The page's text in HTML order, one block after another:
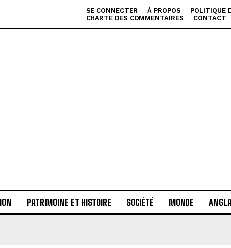
SE CONNECTER À PROPOS
POLITIQUE
CHARTE DES COMMENTAIRES
CONTACT
PATRIMOINE ET HISTOIRE SOCIÉTÉ MONDE